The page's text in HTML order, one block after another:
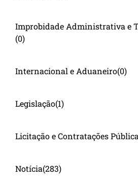
Improbidade Administrativa e
(0)
Internacional e Aduaneiro(0)
Legislação(1)
Licitação e Contratações
Notícia(283)